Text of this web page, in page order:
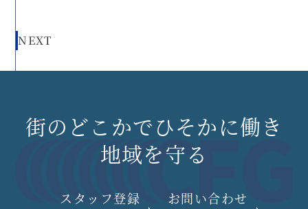
NEXT
街のどこかでひそかに働き
地域を守る
スタッフ登録 お問い合わせ